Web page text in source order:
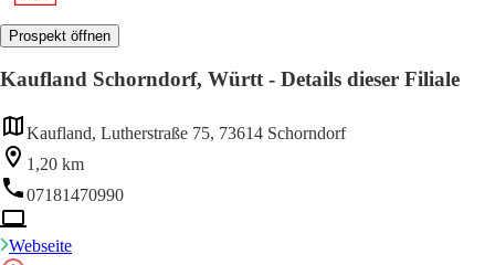
Prospekt öffnen
Kaufland Schorndorf, Württ - Details dieser Filiale
Kaufland, Lutherstraße 75, 73614 Schorndorf
1,20 km
07181470990
Webseite